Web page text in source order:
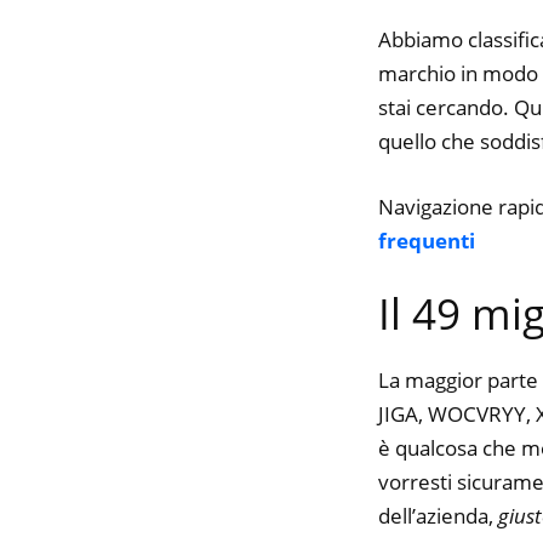
Abbiamo
marchio in
stai cercando.
quello che
Navigazione
frequenti
Il 49
La maggior
JIGA,
è qualcosa che
vorresti
dell’azienda,